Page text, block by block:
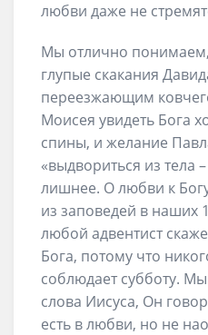
любви даже не
Мы отлично понимаем,
глупые скакания
переезжающим
Моисея увидеть Бога
спины, и желание
«выдвориться из тела
лишнее. О любви к
из заповедей в наших
любой адвентист
Бога, потому что
соблюдает субботу.
слова Иисуса, Он
есть в любви, но не